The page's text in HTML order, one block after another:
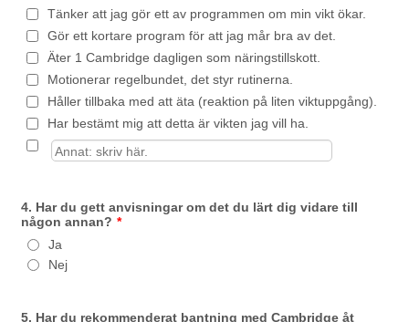
Tänker att jag gör ett av programmen om min vikt ökar.
Gör ett kortare program för att jag mår bra av det.
Äter 1 Cambridge dagligen som näringstillskott.
Motionerar regelbundet, det styr rutinerna.
Håller tillbaka med att äta (reaktion på liten viktuppgång).
Har bestämt mig att detta är vikten jag vill ha.
4. Har du gett anvisningar om det du lärt dig vidare till
någon annan? *
Ja
Nej
5. Har du rekommenderat bantning med Cambridge åt